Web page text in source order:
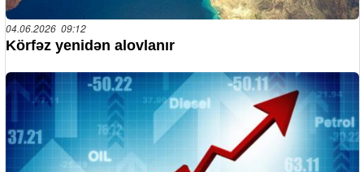
04.06.2026 09:12
Körfəz yenidən alovlanır